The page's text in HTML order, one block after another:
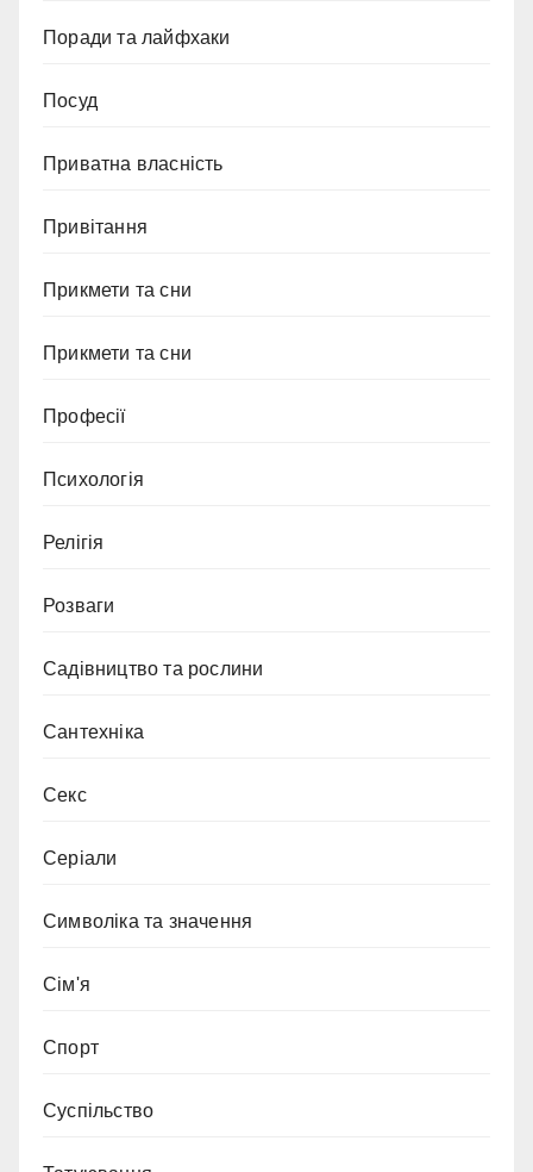
Поради та лайфхаки
Посуд
Приватна власність
Привітання
Прикмети та сни
Прикмети та сни
Професії
Психологія
Релігія
Розваги
Садівництво та рослини
Сантехніка
Секс
Серіали
Символіка та значення
Сім'я
Спорт
Суспільство